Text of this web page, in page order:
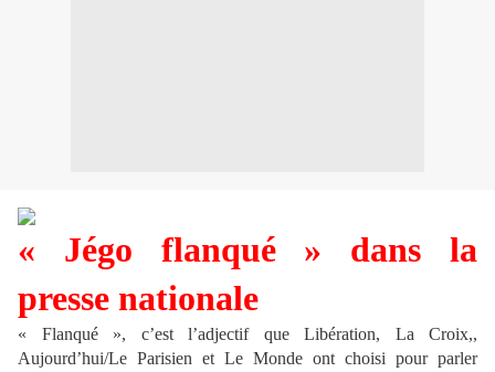
« Jégo flanqué » dans la
presse nationale
« Flanqué », c’est l’adjectif que Libération, La Croix,,
Aujourd’hui/Le Parisien et Le Monde ont choisi pour parler